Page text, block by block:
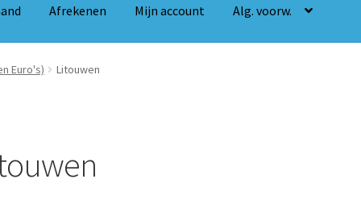
Afrekenen Mijn account Alg. voorw.
Mijn account
Euro's) Litouwen